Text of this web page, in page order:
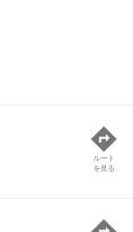
ルート
を見る